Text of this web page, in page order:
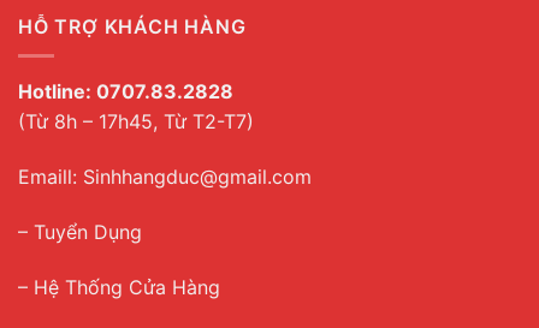
HỖ TRỢ KHÁCH HÀNG
Hotline: 0707.83.2828
(Từ 8h – 17h45, Từ T2-T7)
Emaill: Sinhhangduc@gmail.com
– Tuyển Dụng
– Hệ Thống Cửa Hàng